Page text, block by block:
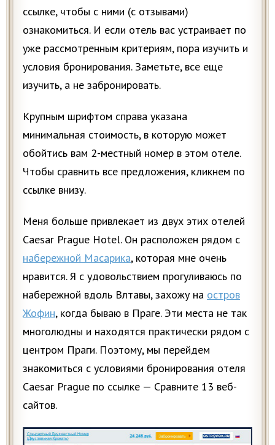
ссылке, чтобы с ними (с отзывами)
ознакомиться. И если отель вас устраивает по
уже рассмотренным критериям, пора изучить и
условия бронирования. Заметьте, все еще
изучить, а не забронировать.
Крупным шрифтом справа указана
минимальная стоимость, в которую может
обойтись вам 2-местный номер в этом отеле.
Чтобы сравнить все предложения, кликнем по
ссылке внизу.
Меня больше привлекает из двух этих отелей
Caesar Prague Hotel. Он расположен рядом с
набережной Масарика, которая мне очень
нравится. Я с удовольствием прогуливаюсь по
набережной вдоль Влтавы, захожу на остров
Жофин, когда бываю в Праге. Эти места не так
многолюдны и находятся практически рядом с
центром Праги. Поэтому, мы перейдем
знакомиться с условиями бронирования отеля
Caesar Prague по ссылке — Сравните 13 веб-
сайтов.